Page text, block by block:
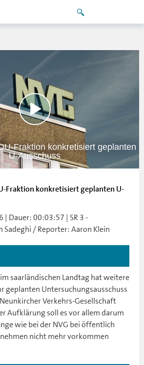
Fraktion konkretisiert geplanten
U-Ausschuss
Fraktion konkretisiert geplanten U-
| Dauer: 00:03:57 | SR 3 -
Sadeghi / Reporter: Aaron Klein
saarländischen Landtag hat weitere
geplanten Untersuchungsausschuss
Verkehrs-Gesellschaft
Aufklärung soll es vor allem darum
wie bei der NVG bei öffentlich
nicht mehr vorkommen